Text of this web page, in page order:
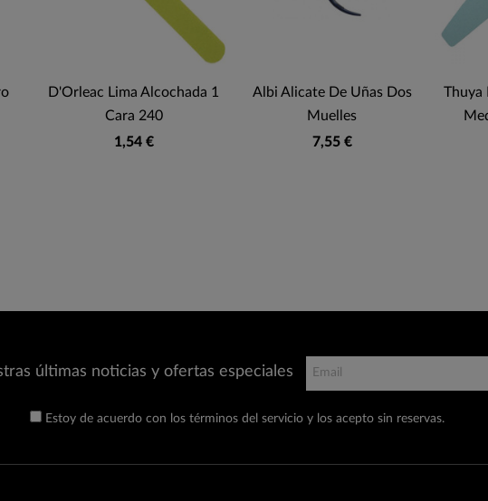
D'Orleac Lima Alcochada 1
Cara 240
1,54 €
Albi Alicate De Uñas Dos
Muelles
7,55 €
Thuya
últimas noticias y ofertas especiales
Estoy de acuerdo con los términos del servicio y los acepto sin reservas.